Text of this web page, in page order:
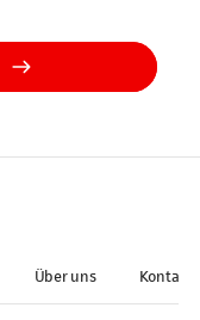
Über uns Kontakt